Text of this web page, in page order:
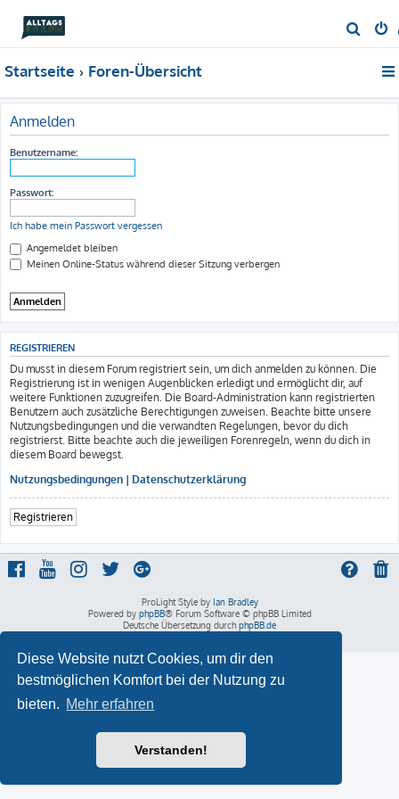
Diese Website nutzt Cookies, um dir den
bestmöglichen Komfort bei der Nutzung zu
bieten. Mehr erfahren
Verstanden!
u
Startseite Foren-Übersicht
Anmelden
Benutzername:
Passwort:
Ich habe mein Passwort vergessen
Angemeldet bleiben
Meinen Online-Status während dieser Sitzung verbergen
REGISTRIEREN
Du musst in diesem Forum registriert sein, um dich anmelden zu können. Die
Registrierung ist in wenigen Augenblicken erledigt und ermöglicht dir, auf
weitere Funktionen zuzugreifen. Die Board-Administration kann registrierten
Benutzern auch zusätzliche Berechtigungen zuweisen. Beachte bitte unsere
Nutzungsbedingungen und die verwandten Regelungen, bevor du dich
registrierst. Bitte beachte auch die jeweiligen Forenregeln, wenn du dich in
diesem Board bewegst.
Nutzungsbedingungen | Datenschutzerklärung
Registrieren
ProLight Style by Ian Bradley
Powered by phpBB® Forum Software © phpBB Limited
Deutsche Übersetzung durch phpBB.de